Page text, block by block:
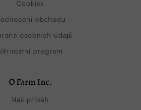
Cookies
obchodu
osobních údajů
program
O Farm Inc.
Náš příběh